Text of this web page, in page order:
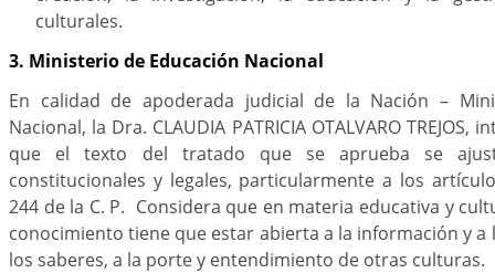
culturales.
3. Ministerio de Educación Nacional
En calidad de apoderada judicial de la Nación –
Nacional, la Dra. CLAUDIA PATRICIA OTALVARO
que el texto del tratado que se aprueba se
constitucionales y legales, particularmente a los
244 de la C. P. Considera que en materia educativa y
conocimiento tiene que estar abierta a la información y a
los saberes, a la porte y entendimiento de otras